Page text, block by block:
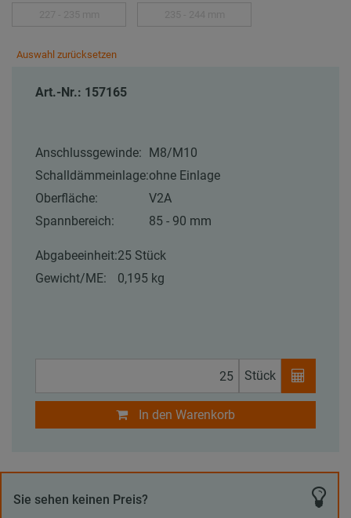
Auswahl zurücksetzen
Art.-Nr.: 157165
Anschlussgewinde:
M8/M10
Schalldämmeinlage:ohne Einlage
Oberfläche:
V2A
Spannbereich:
85 - 90 mm
Abgabeeinheit:25 Stück
Gewicht/ME:
0,195 kg
Stück
In den Warenkorb
Sie sehen keinen Preis?